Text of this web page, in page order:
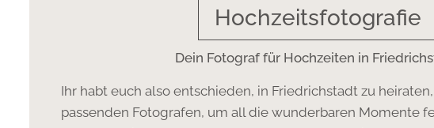
Hochzeitsfotografie
Dein Fotograf für Hochzeiten in
Ihr habt euch also entschieden, in Friedrichstadt zu
passenden Fotografen, um all die wunderbaren Momente